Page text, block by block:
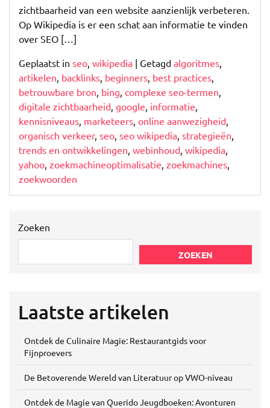
zichtbaarheid van een website aanzienlijk verbeteren.
Op Wikipedia is er een schat aan informatie te vinden
over SEO […]
Geplaatst in seo, wikipedia | Getagd algoritmes,
artikelen, backlinks, beginners, best practices,
betrouwbare bron, bing, complexe seo-termen,
digitale zichtbaarheid, google, informatie,
kennisniveaus, marketeers, online aanwezigheid,
organisch verkeer, seo, seo wikipedia, strategieën,
trends en ontwikkelingen, webinhoud, wikipedia,
yahoo, zoekmachineoptimalisatie, zoekmachines,
zoekwoorden
Zoeken
ZOEKEN
Laatste artikelen
Ontdek de Culinaire Magie: Restaurantgids voor
Fijnproevers
De Betoverende Wereld van Literatuur op VWO-niveau
Ontdek de Magie van Querido Jeugdboeken: Avonturen